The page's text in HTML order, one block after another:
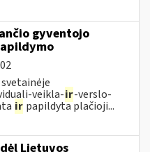
gyventojo
veikla-ir-verslo-
ir papildyta plačioji...
Lietuvos